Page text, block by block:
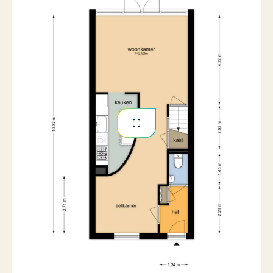
kloppende hart van Tilburg. Alle voorzieningen die de
shoppen in de hoofdwinkelstraat, wilt dineren in een
van de vele restaurants of een terrasje wilt pakken; je
bent er binnen enkele minuten. Het Centraal Station
ligt om de hoek, waardoor je een perfecte verbinding
hebt met de rest van Nederland. Hier heb je geen auto
nodig om volop van het stadsleven te genieten!
DE KENMERKEN OP EEN RIJ:
Woonoppervlakte: 82 m²